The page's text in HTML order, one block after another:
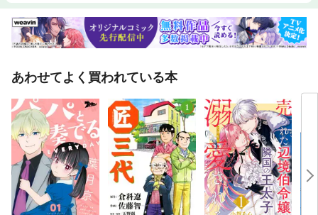
あわせてよく買われている本